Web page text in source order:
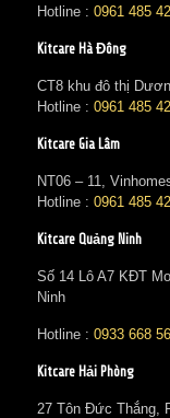
Hotline : 0961 485
Kitcare Hà Đông
CT8 khu đô thị
Hotline : 0961 485
Kitcare Gia Lâm
NT06 – 11,
Hotline : 0961 485
Kitcare Quảng Ninh
Số 14 Lô A7 KĐT
Ninh
Hotline : 0933 668
Kitcare Hải Phòng
27 Tôn Đức Thắng,